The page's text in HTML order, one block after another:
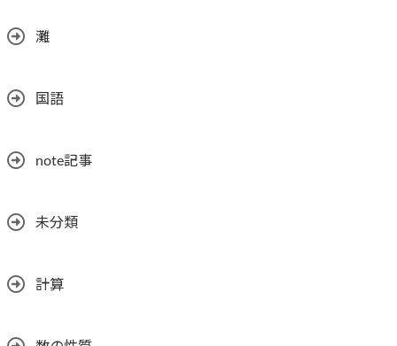
灘
国語
note記事
未分類
計算